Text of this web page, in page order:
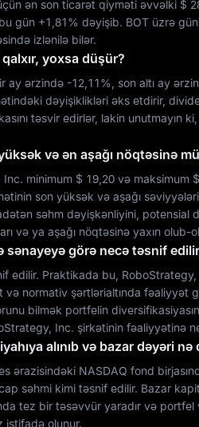
ən son ticarət qiyməti əvvəlki $
gün +1,81% dəyişib. BOT üzrə
izlənilə bilər.
yoxsa düşür?
ay ərzində -12,11% , son altı ay
dəyişiklikləri əks etdirir,
təsvir edirlər, lakin unutmayın
və ən aşağı nöqtəsinə
Inc. minimum $ 19,20 və maksimum
son yüksək və aşağı
və ya aşağı nöqtəsinə yaxın olub-
sənayeyə görə necə təsnif
edilir. Praktikada bu, RoboStrategy,
normativ şərtlərialtında fəaliyyət
bilmək portfelin
Inc. şirkətinin fəaliyyətinə
alınıb və bazar dəyəri nə
ərazisindəki NASDAQ fond
səhmi kimi təsnif edilir. Bazar
tez bir təsəvvür yaradır və
istifadə olunur.